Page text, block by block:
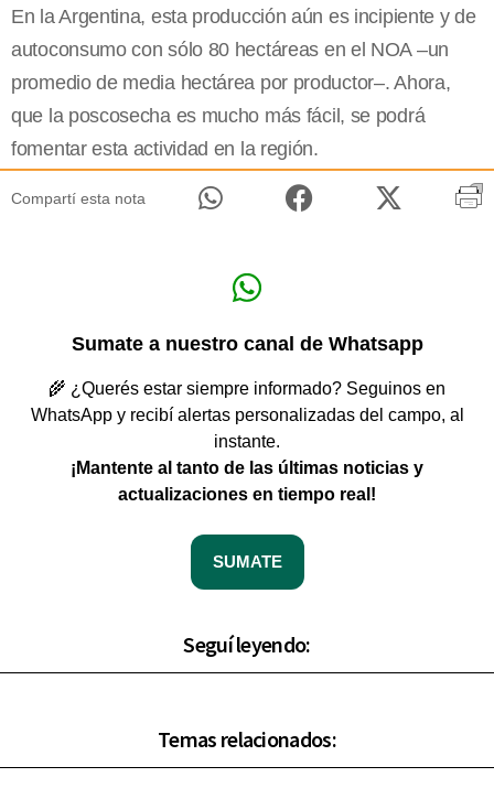
En la Argentina, esta producción aún es incipiente y de
autoconsumo con sólo 80 hectáreas en el NOA –un
promedio de media hectárea por productor–. Ahora,
que la poscosecha es mucho más fácil, se podrá
fomentar esta actividad en la región.
Compartí esta nota
Sumate a nuestro canal de Whatsapp
🌾 ¿Querés estar siempre informado? Seguinos en
WhatsApp y recibí alertas personalizadas del campo, al
instante.
¡Mantente al tanto de las últimas noticias y
actualizaciones en tiempo real!
SUMATE
Seguí leyendo:
Temas relacionados: